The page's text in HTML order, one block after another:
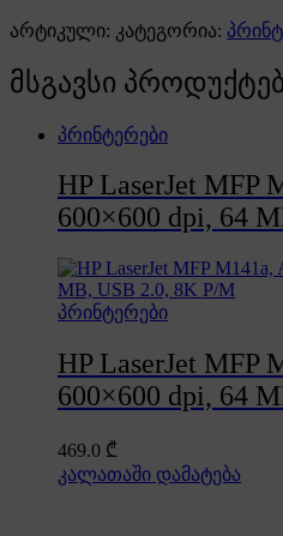
არტიკული: კატეგორია:
მსგავსი
პრინტერები
HP LaserJet MFP
600×600 dpi, 64
პრინტერები
HP LaserJet MFP
600×600 dpi, 64
469.0 ₾
კალათაში დამატება